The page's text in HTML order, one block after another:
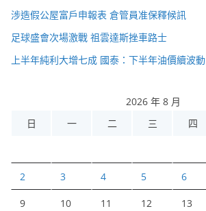
涉造假公屋富戶申報表 倉管員准保釋候訊
足球盛會次場激戰 祖雲達斯挫車路士
上半年純利大增七成 國泰：下半年油價續波動
2026 年 8 月
日
一 二 三 四
2 3 4 5 6
9 10 11 12 13